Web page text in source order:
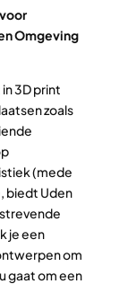
Omgeving
3D print
zoals
(mede
biedt Uden
je een
om
gaat om een